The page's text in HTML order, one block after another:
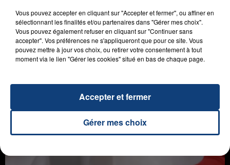
D'AUTRES RECETTES
Vous pouvez accepter en cliquant sur "Accepter et fermer", ou affiner en
sélectionnant les finalités et/ou partenaires dans "Gérer mes choix".
Vous pouvez également refuser en cliquant sur "Continuer sans
accepter". Vos préférences ne s'appliqueront que pour ce site. Vous
pouvez mettre à jour vos choix, ou retirer votre consentement à tout
moment via le lien "Gérer les cookies" situé en bas de chaque page.
Gérer mes choix
Accepter et fermer